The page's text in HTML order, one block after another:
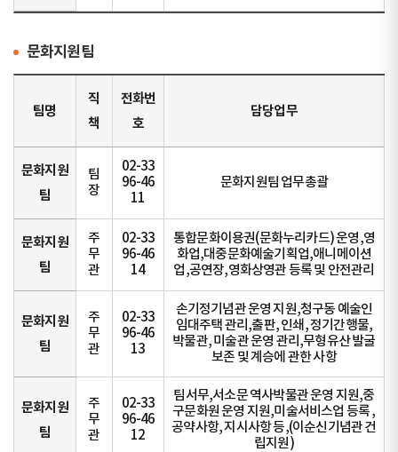
문화지원팀
팀명
직
책
전화번
호
담당업무
문화지원
팀
팀
장
02-33
96-46
11
문화지원팀 업무총괄
문화지원
팀
주
무
관
02-33
96-46
14
통합문화이용권(문화누리카드) 운영,영
화업,대중문화예술기획업,애니메이션
업,공연장,영화상영관 등록 및 안전관리
문화지원
팀
주
무
관
02-33
96-46
13
손기정기념관 운영 지원,청구동 예술인
임대주택 관리,출판, 인쇄, 정기간행물,
박물관, 미술관 운영 관리,무형유산 발굴
보존 및 계승에 관한 사항
문화지원
팀
주
무
관
02-33
96-46
12
팀서무,서소문 역사박물관 운영 지원,중
구문화원 운영 지원,미술서비스업 등록 ,
공약사항, 지시사항 등,(이순신기념관 건
립지원)